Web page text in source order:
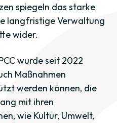
spiegeln das starke
langfristige Verwaltung
wider.
wurde seit 2022
Maßnahmen
werden können, die
mit ihren
wie Kultur, Umwelt,